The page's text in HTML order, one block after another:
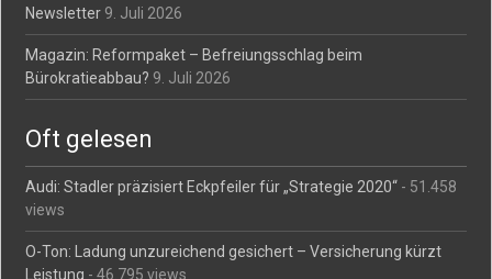
Newsletter 9. Juli 2026
Magazin: Reformpaket – Befreiungsschlag beim
Bürokratieabbau? 9. Juli 2026
Oft gelesen
Audi: Stadler präzisiert Eckpfeiler für „Strategie 2020“ - 51.458
views
O-Ton: Ladung unzureichend gesichert – Versicherung kürzt
Leistung - 46.795 views